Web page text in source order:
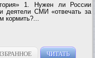
1. Нужен ли России
деятели СМИ «отвечать за
кормить?...
ЧИТАТЬ